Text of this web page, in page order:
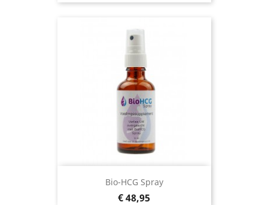
Bio-HCG Spray
Prijs
€ 48,95